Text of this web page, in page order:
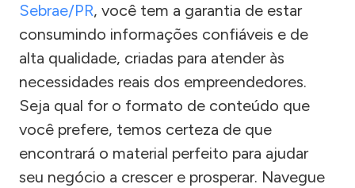
Sebrae/PR, você tem a garantia de estar
consumindo informações confiáveis e de
alta qualidade, criadas para atender às
necessidades reais dos empreendedores.
Seja qual for o formato de conteúdo que
você prefere, temos certeza de que
encontrará o material perfeito para ajudar
seu negócio a crescer e prosperar. Navegue